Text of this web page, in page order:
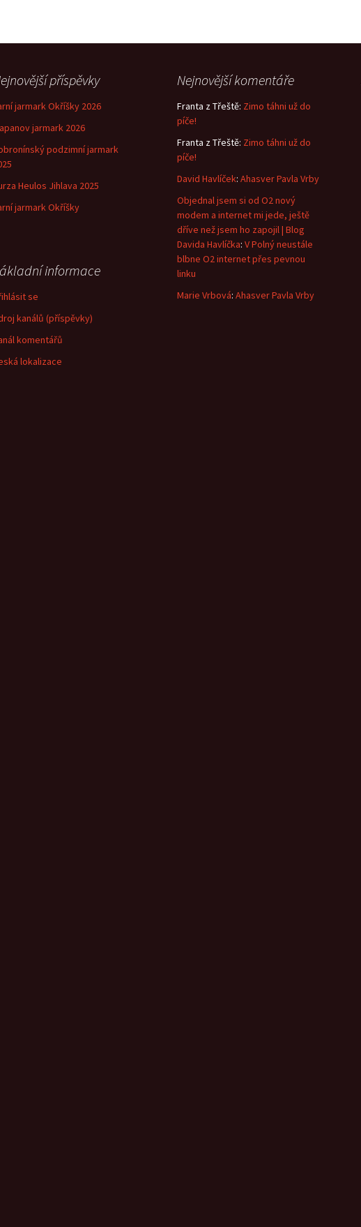
příspěvky
jarmark Okříšky 2026
jarmark 2026
podzimní jarmark
Heulos Jihlava 2025
jarmark Okříšky
Nejnovější komentáře
Franta z Třeště: Zimo táhni už do
píče!
Franta z Třeště: Zimo táhni už do
píče!
David Havlíček: Ahasver Pavla Vrby
Objednal jsem si od O2 nový
modem a internet mi jede, ještě
dříve než jsem ho zapojil | Blog
Davida Havlíčka: V Polný neustále
blbne O2 internet přes pevnou
linku
Marie Vrbová: Ahasver Pavla Vrby
informace
se
kanálů (příspěvky)
komentářů
lokalizace